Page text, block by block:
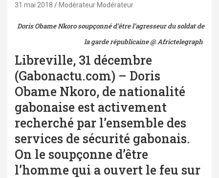
31 mai 2018 Modérateur Modérateur
Doris Obame Nkoro soupçonné d’être l’agresseur du soldat de
la garde républicaine @ Africtelegraph
Libreville, 31 décembre
(Gabonactu.com) – Doris
Obame Nkoro, de nationalité
gabonaise est activement
recherché par l’ensemble des
services de sécurité gabonais.
On le soupçonne d’être
l’homme qui a ouvert le feu sur